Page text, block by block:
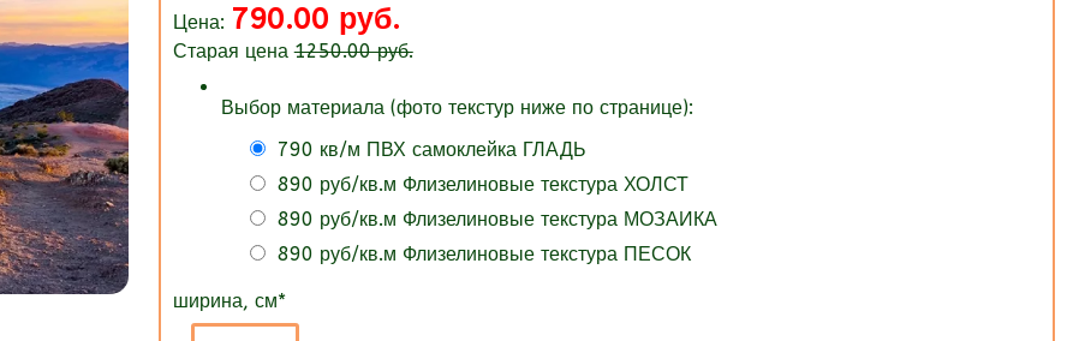
Цена: 790.00 руб.
Старая цена1250.00 руб.
Выбор материала (фото текстур ниже по странице):
790 кв/м ПВХ самоклейка ГЛАДЬ
890 руб/кв.м Флизелиновые текстура ХОЛСТ
890 руб/кв.м Флизелиновые текстура МОЗАИКА
890 руб/кв.м Флизелиновые текстура ПЕСОК
ширина, см*